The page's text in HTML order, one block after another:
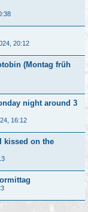
20:12
(Montag früh
night around 3
16:12
kissed on the